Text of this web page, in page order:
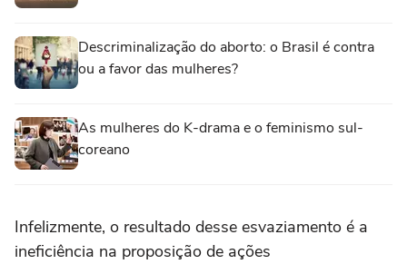
Descriminalização do aborto: o Brasil é contra
ou a favor das mulheres?
As mulheres do K-drama e o feminismo sul-
coreano
Infelizmente, o resultado desse esvaziamento é a
ineficiência na proposição de ações